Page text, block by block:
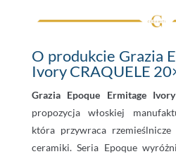
O produkcie Grazia
Ivory CRAQUELE
Grazia Epoque Ermitage
propozycja włoskiej
która przywraca
ceramiki. Seria Epoque